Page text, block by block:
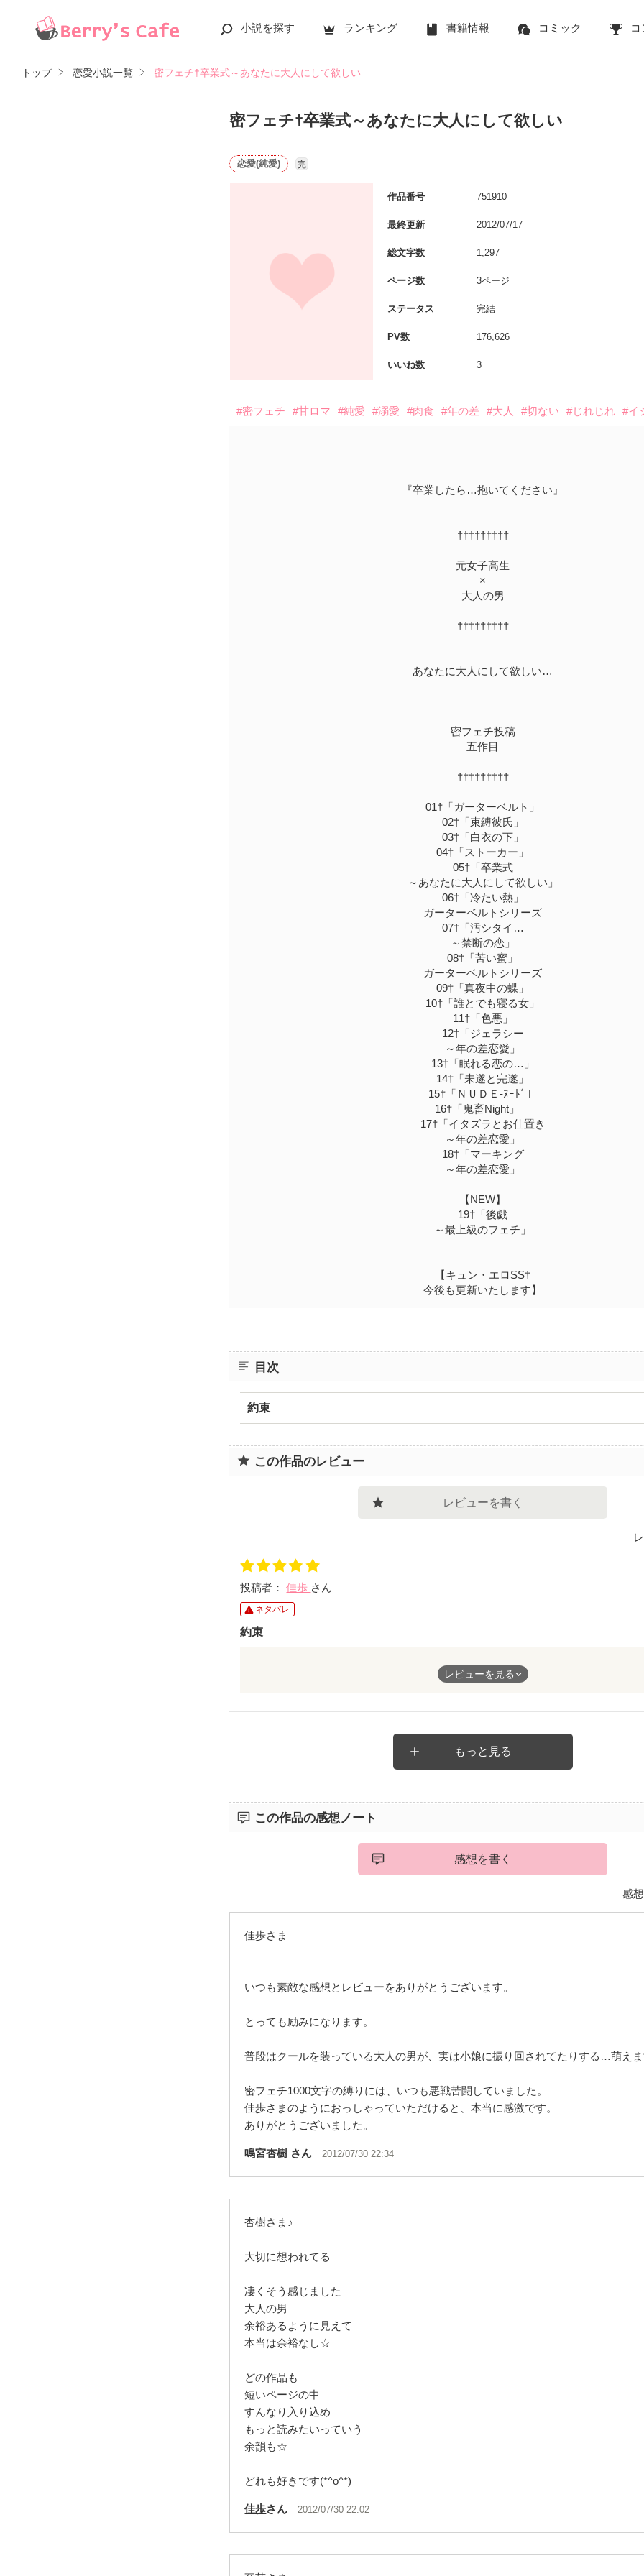
小説を探す ランキング 書籍情報 コミック
トップ 恋愛小説一覧 密フェチ†卒業式～あなたに大人にして欲しい
密フェチ†卒業式～あなたに大人にして欲しい
恋愛(純愛) 完
作品番号 751910
最終更新 2012/07/17
総文字数 1,297
ページ数 3ページ
ステータス 完結
PV数 176,626
いいね数 3
#密フェチ #甘ロマ #純愛 #溺愛 #肉食 #年の差 #大人 #切ない #じれじれ #イ
『卒業したら…抱いてください』
†††††††††
元女子高生
×
大人の男
†††††††††
あなたに大人にして欲しい…
密フェチ投稿
五作目
†††††††††
01†「ガーターベルト」
02†「束縛彼氏」
03†「白衣の下」
04†「ストーカー」
05†「卒業式
～あなたに大人にして欲しい」
06†「冷たい熱」
ガーターベルトシリーズ
07†「汚シタイ…
～禁断の恋」
08†「苦い蜜」
ガーターベルトシリーズ
09†「真夜中の蝶」
10†「誰とでも寝る女」
11†「色悪」
12†「ジェラシー
～年の差恋愛」
13†「眠れる恋の…」
14†「未遂と完遂」
15†「ＮＵＤＥ-ﾇｰﾄﾞ」
16†「鬼畜Night」
17†「イタズラとお仕置き
～年の差恋愛」
18†「マーキング
～年の差恋愛」
【NEW】
19†「後戯
～最上級のフェチ」
【キュン・エロSS†
今後も更新いたします】
目次
約束
この作品のレビュー
レビューを書く
投稿者：佳歩 さん
ネタバレ
約束
彼がしっかりと
約束を果たしに現れた時
レビューを見る
もっと見る
この作品の感想ノート
感想を書く
感
佳歩さま
いつも素敵な感想とレビューをありがとうございます。
とっても励みになります。
普段はクールを装っている大人の男が、実は小娘に振り回されてたりする…萌え
密フェチ1000文字の縛りには、いつも悪戦苦闘していました。
佳歩さまのようにおっしゃっていただけると、本当に感激です。
ありがとうございました。
鳴宮杏樹 さん 2012/07/30 22:34
杏樹さま♪
大切に想われてる
凄くそう感じました
大人の男
余裕あるように見えて
本当は余裕なし☆
どの作品も
短いページの中
すんなり入り込め
もっと読みたいっていう
余韻も☆
どれも好きです(*^o^*)
佳歩さん 2012/07/30 22:02